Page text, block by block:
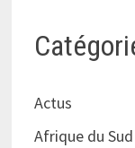
Actus
Afrique du Sud